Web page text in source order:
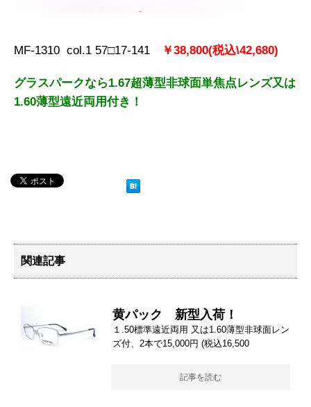
MF-1310 col.1 57□17-141 ￥38,800(税込\42,680)
グラスパークなら1.67超薄型非球面単焦点レンズ又は
1.60薄型遠近両用付き！
関連記事
黄パック 新型入荷！
１.50標準遠近両用 又は1.60薄型非球面レン
ズ付、2本で15,000円 (税込16,500
記事を読む